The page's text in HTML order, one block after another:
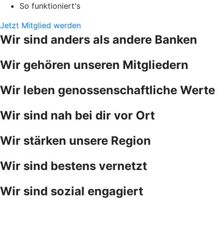
So funktioniert's
Jetzt Mitglied werden
Wir sind anders als andere Banken
Wir gehören unseren Mitgliedern
Wir leben genossenschaftliche Werte
Wir sind nah bei dir vor Ort
Wir stärken unsere Region
Wir sind bestens vernetzt
Wir sind sozial engagiert